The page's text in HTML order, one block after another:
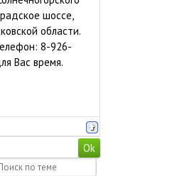
шоссе,
области.
8-926-
Вас время.